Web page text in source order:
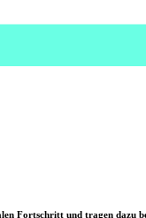
Fortschritt und tragen dazu